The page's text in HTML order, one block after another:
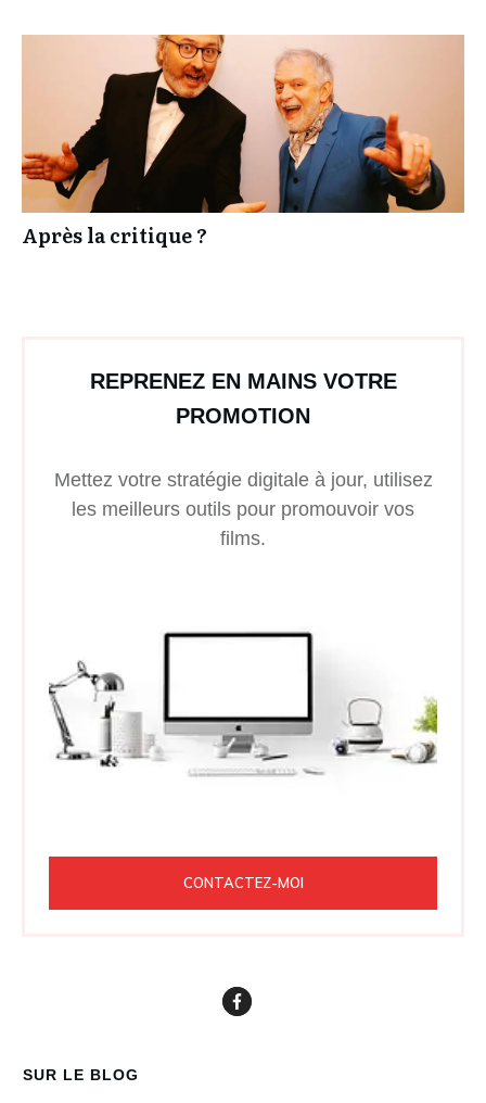
Après la critique ?
REPRENEZ EN MAINS VOTRE
PROMOTION
Mettez votre stratégie digitale à jour, utilisez
les meilleurs outils pour promouvoir vos
films.
CONTACTEZ-MOI
SUR LE BLOG